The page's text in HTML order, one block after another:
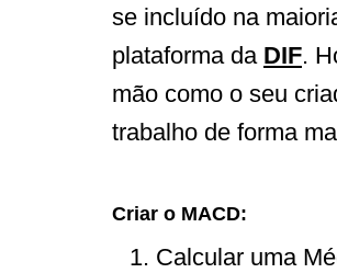
se incluído na
plataforma da DIF.
mão como o seu
trabalho de forma
Criar o MACD:
Calcular uma